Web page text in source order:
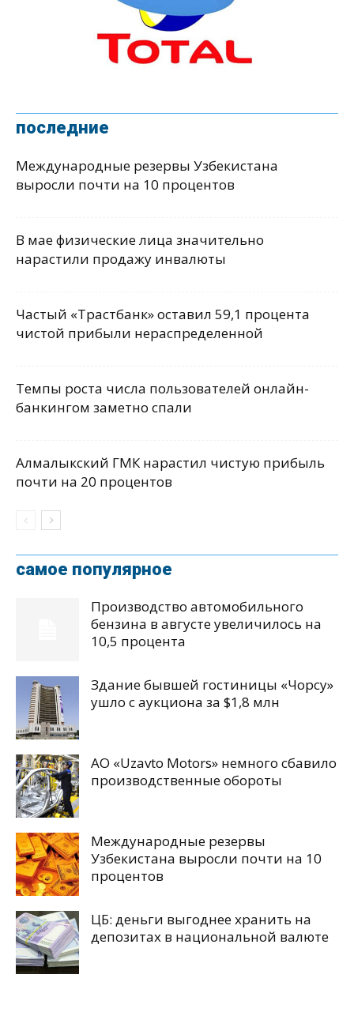
последние
Международные резервы Узбекистана
выросли почти на 10 процентов
В мае физические лица значительно
нарастили продажу инвалюты
Частый «Трастбанк» оставил 59,1 процента
чистой прибыли нераспределенной
Темпы роста числа пользователей онлайн-
банкингом заметно спали
Алмалыкский ГМК нарастил чистую прибыль
почти на 20 процентов
самое популярное
Производство автомобильного
бензина в августе увеличилось на
10,5 процента
Здание бывшей гостиницы «Чорсу»
ушло с аукциона за $1,8 млн
АО «Uzavto Motors» немного сбавило
производственные обороты
Международные резервы
Узбекистана выросли почти на 10
процентов
ЦБ: деньги выгоднее хранить на
депозитах в национальной валюте